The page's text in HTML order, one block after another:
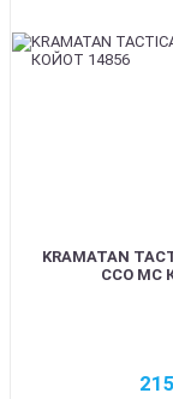
KRAMATAN
ССО МС